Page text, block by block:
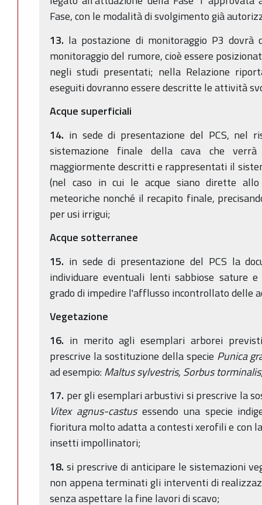
Fase, con le modalità di svolgimento già
13. la postazione di monitoraggio P3 dovrà
monitoraggio del rumore, cioè essere
negli studi presentati; nella Relazione
eseguiti dovranno essere descritte le attività
Acque superficiali
14. in sede di presentazione del PCS, nel
sistemazione finale della cava che verrà
maggiormente descritti e rappresentati il
(nel caso in cui le acque siano dirette allo
meteoriche nonché il recapito finale,
per usi irrigui;
Acque sotterranee
15. in sede di presentazione del PCS la
individuare eventuali lenti sabbiose sature
grado di impedire l'afflusso incontrollato delle
Vegetazione
16. in merito agli esemplari arborei
prescrive la sostituzione della specie Punica
ad esempio:Maltus sylvestris, Sorbus
17. per gli esemplari arbustivi si prescrive la
Vitex agnus-castusessendo una specie
fioritura molto adatta a contesti xerofili e con
insetti impollinatori;
18. si prescrive di anticipare le sistemazioni
non appena terminati gli interventi di
senza aspettare la fine lavori di scavo;